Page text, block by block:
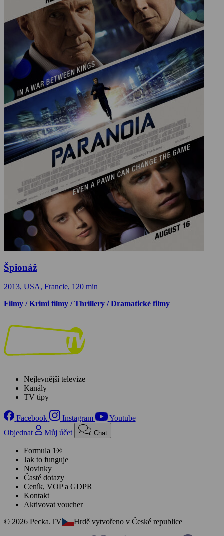
Špionáž
2013, USA, Francie, 120 min
Filmy / Krimi filmy / Thrillery / Dramatické filmy
Nejlevnější televize
Kanály
TV tipy
Facebook Instagram
Youtube
Objednat
Můj účet Chat
Formula 1®
Jak to funguje
Novinky
Časté dotazy
Ceník, VOP a GDPR
Kontakt
Aktivovat voucher
© 2026 Pecka.TV
Hrdě vytvořeno v České republice